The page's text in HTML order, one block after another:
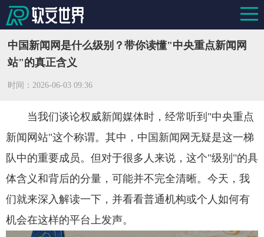
中国新闻网是什么级别？带你读懂"中央重点新闻网
站"的真正含义
时间：2026-06-03 09:36
当我们谈论权威新闻媒体时，经常听到"中央重点
新闻网站"这个称谓。其中，中国新闻网无疑是这一梯
队中的重要成员。但对于很多人来说，这个"级别"的具
体含义和背后的分量，可能并不完全清晰。今天，我
们就来深入解读一下，并看看普通机构或个人如何有
机会在这样的平台上发声。